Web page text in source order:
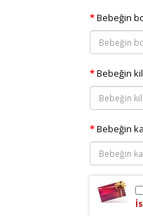
Bebeğin
Bebeğin
Bebeğin